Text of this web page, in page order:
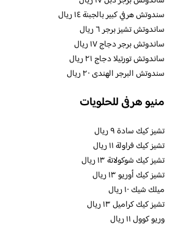
سندوتش هرفي كبير بالجبنة ١٤ ريال
ساندوتش تشيز برجر ٦ ريال
ساندوتش برجر دجاج ١٧ ريال
ساندوتش تورتيلا دجاج ٢١ ريال
سندوتش البرجر الهندى ٢٠ ريال
منيو هرفى للحلويات
تشيز كيك سادة ٩ ريال
تشيز كيك فراولة ١١ ريال
تشيز كيك شوكولاتة ١٣ ريال
تشيز كيك أوريو ١٣ ريال
ميلك شيك ١٠ ريال
تشيز كيك كراميل ١٣ ريال
وريو كوول ١١ ريال